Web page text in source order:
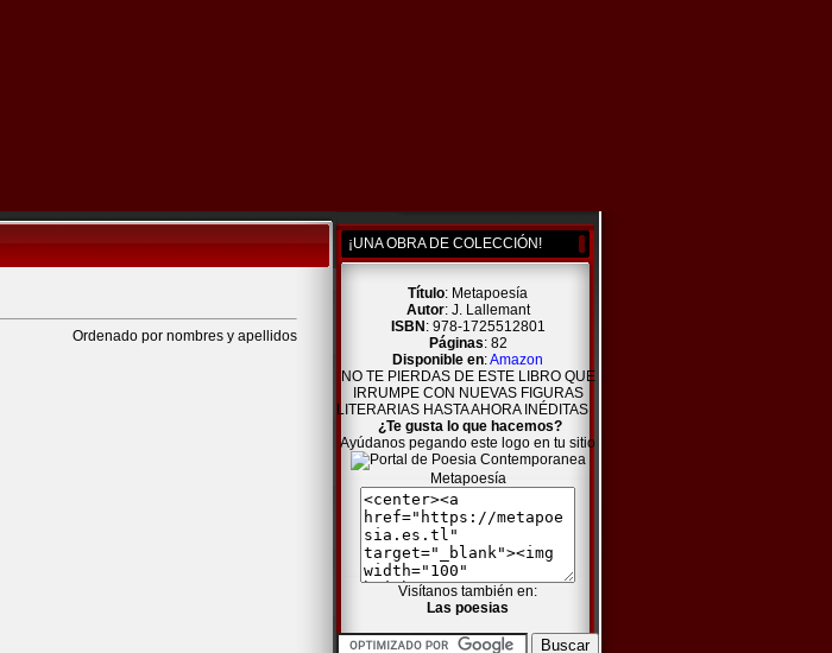
Ordenado por nombres y apellidos
¡UNA OBRA DE COLECCIÓN!
Título: Metapoesía
Autor: J. Lallemant
ISBN : 978-1725512801
Páginas: 82
Disponible en:Amazon
NO TE PIERDAS DE ESTE LIBRO QUE
IRRUMPE CON NUEVAS FIGURAS
LITERARIAS HASTA AHORA INÉDITAS
¿Te gusta lo que hacemos?
Ayúdanos pegando este logo en tu sitio
Metapoesía
Visítanos también en:
Las poesias